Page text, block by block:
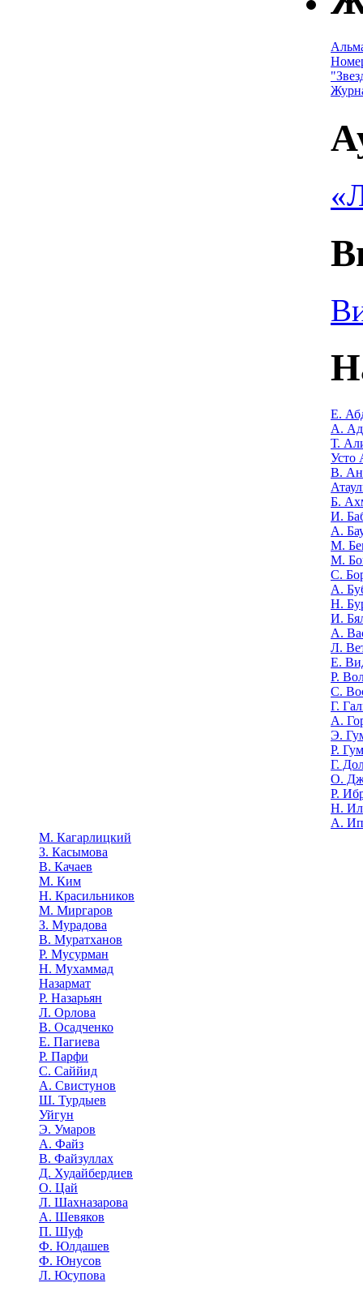
Е.
А.
Т.
Усто
В.
Б.
И.
А.
М.
М.
С.
А.
Н.
И.
А.
Л.
Е.
Р.
С.
Г.
А.
Э.
Р.
Г.
О.
Р.
Н.
А.
М. Кагарлицкий
З. Касымова
В. Качаев
М. Ким
Н. Красильников
М. Миргаров
З. Мурадова
В. Муратханов
Р. Мусурман
Н. Мухаммад
Назармат
Р. Назарьян
Л. Орлова
В. Осадченко
Е. Пагиева
Р. Парфи
С. Саййид
А. Свистунов
Ш. Турдыев
Уйгун
Э. Умаров
А. Файз
В. Файзуллах
Д. Худайбердиев
О. Цай
Л. Шахназарова
А. Шевяков
П. Шуф
Ф. Юлдашев
Ф. Юнусов
Л. Юсупова